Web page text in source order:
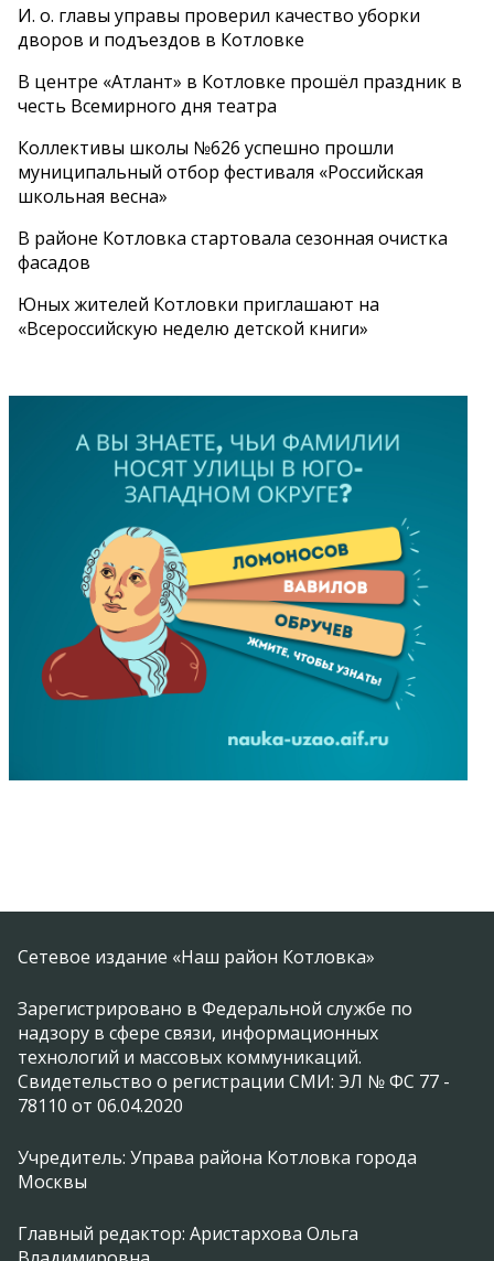
И. о. главы управы проверил качество уборки
дворов и подъездов в Котловке
В центре «Атлант» в Котловке прошёл праздник в
честь Всемирного дня театра
Коллективы школы №626 успешно прошли
муниципальный отбор фестиваля «Российская
школьная весна»
В районе Котловка стартовала сезонная очистка
фасадов
Юных жителей Котловки приглашают на
«Всероссийскую неделю детской книги»
Сетевое издание «Наш район Котловка»
Зарегистрировано в Федеральной службе по
надзору в сфере связи, информационных
технологий и массовых коммуникаций.
Свидетельство о регистрации СМИ: ЭЛ № ФС 77 -
78110 от 06.04.2020
Учредитель: Управа района Котловка города
Москвы
Главный редактор: Аристархова Ольга